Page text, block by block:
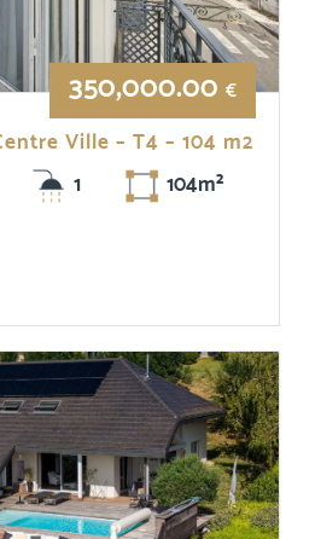
350,000.00€
Ville – T4 – 104 m2
1 104m²